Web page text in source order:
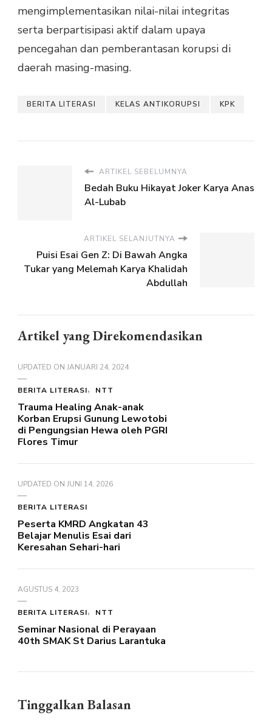
mengimplementasikan nilai-nilai integritas
serta berpartisipasi aktif dalam upaya
pencegahan dan pemberantasan korupsi di
daerah masing-masing.
BERITA LITERASI KELAS ANTIKORUPSI KPK
ARTIKEL SEBELUMNYA
Bedah Buku Hikayat Joker Karya Anas
Al-Lubab
ARTIKEL SELANJUTNYA
Puisi Esai Gen Z: Di Bawah Angka
Tukar yang Melemah Karya Khalidah
Abdullah
Artikel yang Direkomendasikan
UPDATED ON JANUARI 24, 2024
BERITA LITERASI NTT
Trauma Healing Anak-anak
Korban Erupsi Gunung Lewotobi
di Pengungsian Hewa oleh PGRI
Flores Timur
UPDATED ON JUNI 14, 2026
BERITA LITERASI
Peserta KMRD Angkatan 43
Belajar Menulis Esai dari
Keresahan Sehari-hari
AGUSTUS 4, 2023
BERITA LITERASI NTT
Seminar Nasional di Perayaan
40th SMAK St Darius Larantuka
Tinggalkan Balasan